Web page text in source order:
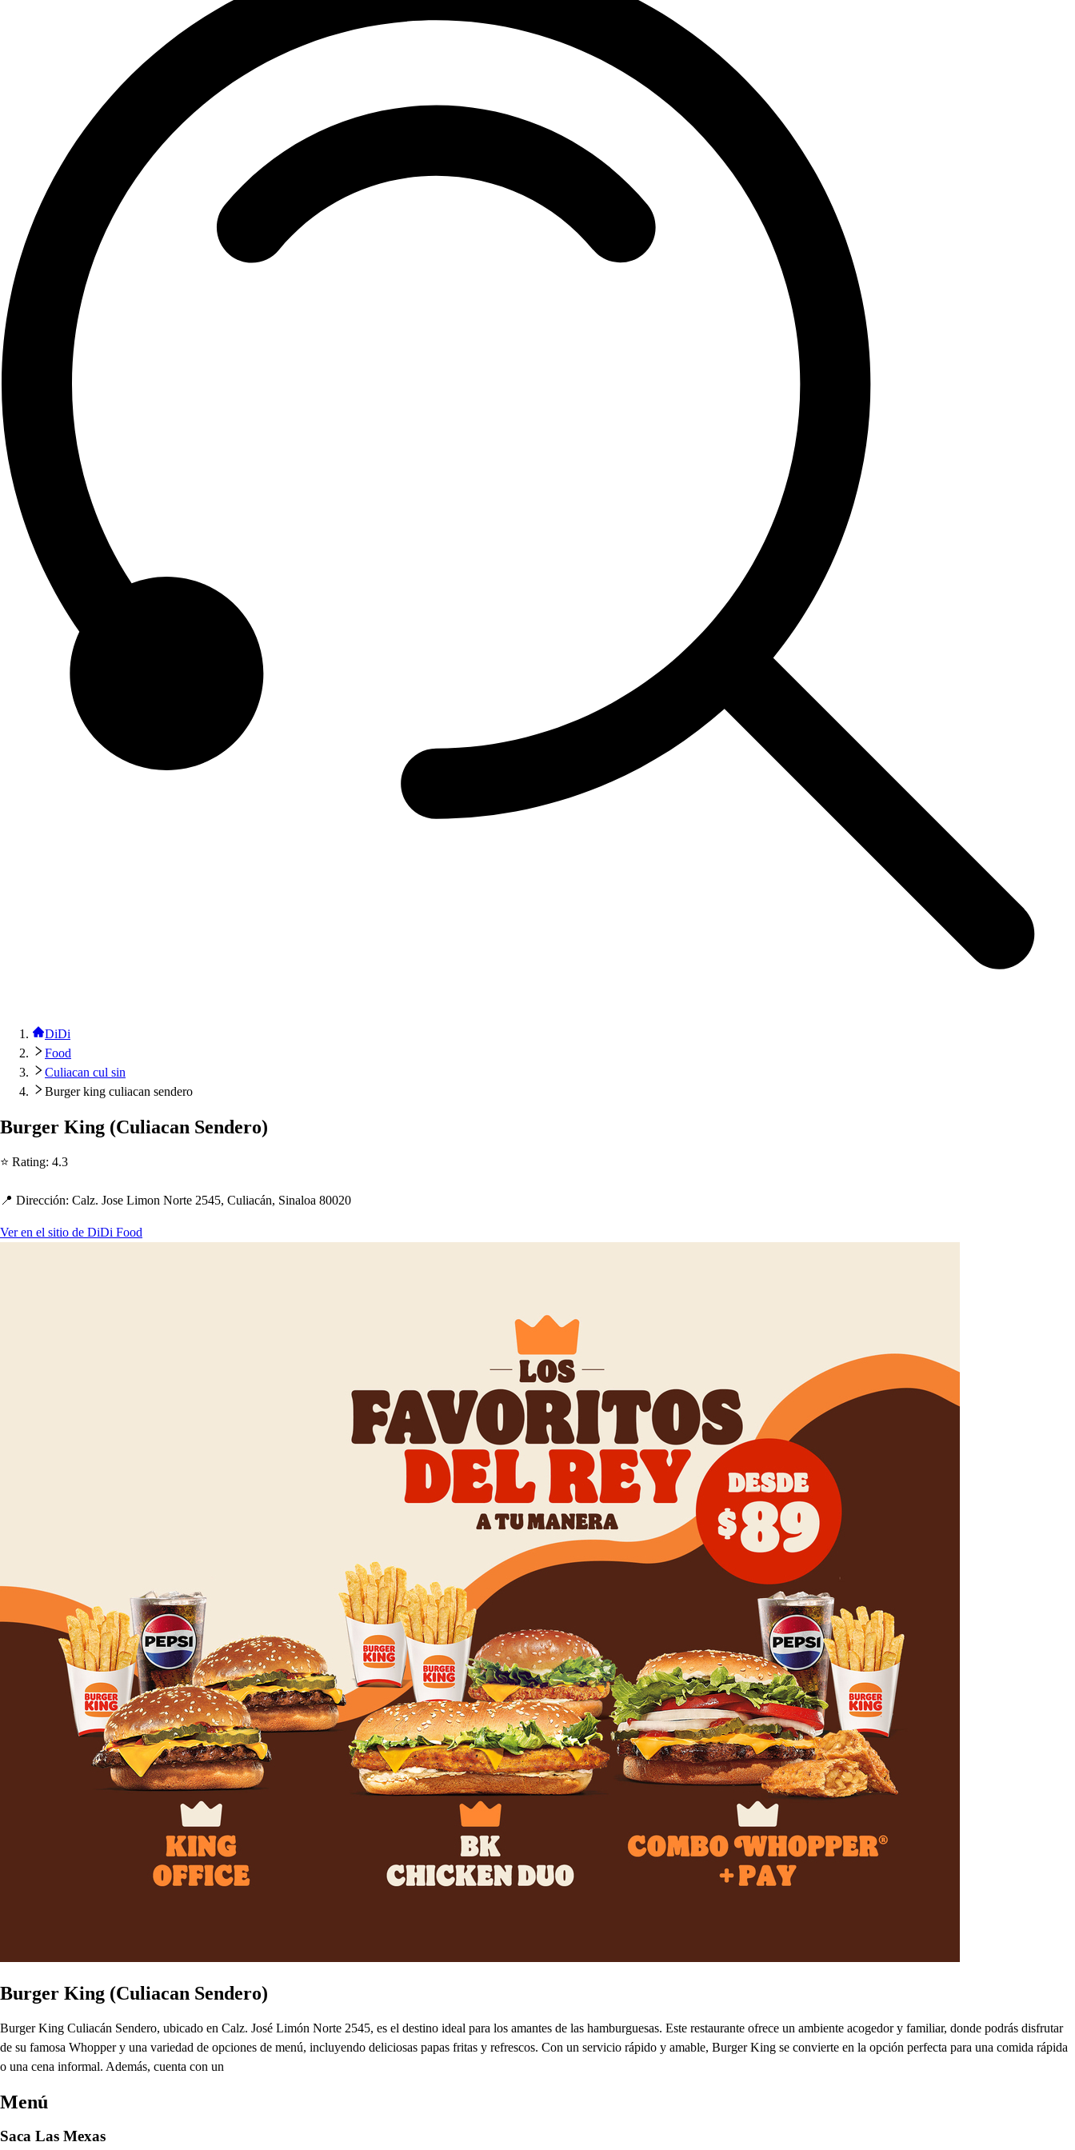
DiDi
Food
Culiacan cul sin
Burger king culiacan sendero
Burger King (Culiacan Sendero)
⭐ Rating: 4.3
📍 Dirección: Calz. Jose Limon Norte 2545, Culiacán, Sinaloa 80020
Ver en el sitio de DiDi Food
Burger King (Culiacan Sendero)
Burger King Culiacán Sendero, ubicado en Calz. José Limón Norte 2545, es el destino ideal para los amantes de las hamburguesas. Este restaurante ofrece un ambiente acogedor y familiar, donde podrás disfrutar
de su famosa Whopper y una variedad de opciones de menú, incluyendo deliciosas papas fritas y refrescos. Con un servicio rápido y amable, Burger King se convierte en la opción perfecta para una comida rápida
o una cena informal. Además, cuenta con un
Menú
Saca Las Mexas